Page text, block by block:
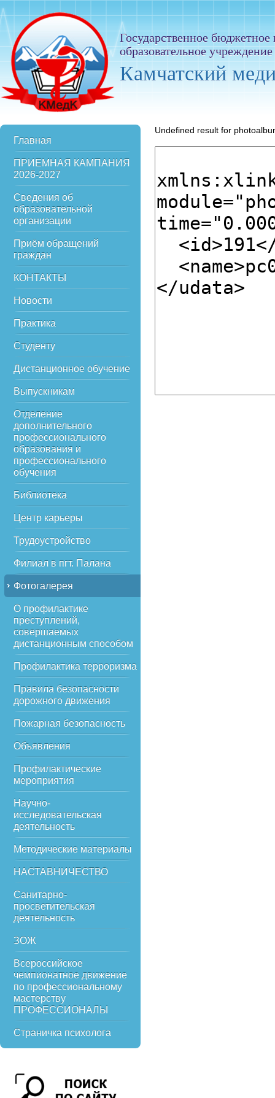
Государственное
образовательное
Камчатский
Главная
ПРИЕМНАЯ КАМПАНИЯ
2026-2027
Сведения об
образовательной
организации
Приём обращений
граждан
КОНТАКТЫ
Новости
Практика
Студенту
Дистанционное обучение
Выпускникам
Отделение
дополнительного
профессионального
образования и
профессионального
обучения
Библиотека
Центр карьеры
Трудоустройство
Филиал в пгт. Палана
Фотогалерея
О профилактике
преступлений,
совершаемых
дистанционным способом
Профилактика терроризма
Правила безопасности
дорожного движения
Пожарная безопасность
Объявления
Профилактические
мероприятия
Научно-
исследовательская
деятельность
Методические материалы
НАСТАВНИЧЕСТВО
Санитарно-
просветительская
деятельность
ЗОЖ
Всероссийское
чемпионатное движение
по профессиональному
мастерству
ПРОФЕССИОНАЛЫ
Страничка психолога
Undefined result for